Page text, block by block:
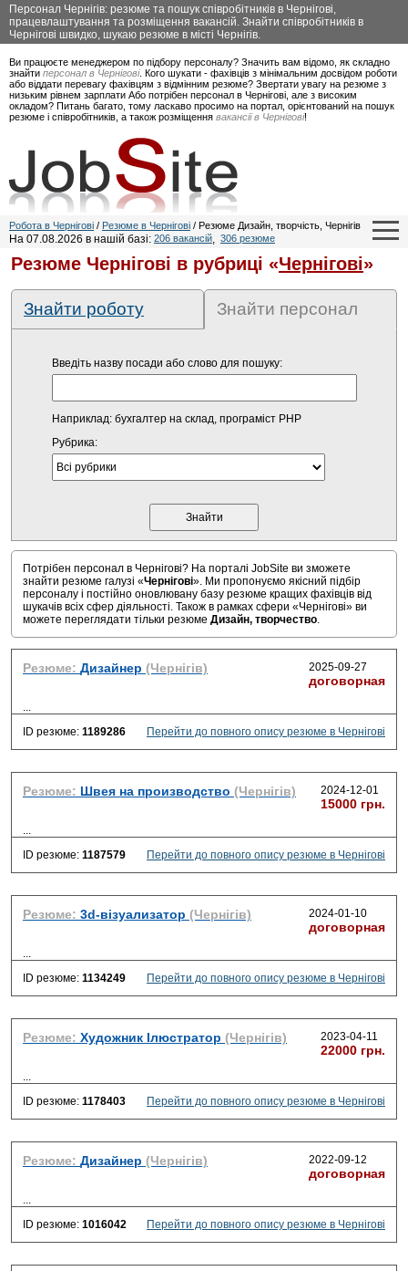
Персонал Чернігів: резюме та пошук співробітників в Чернігові,
працевлаштування та розміщення вакансій. Знайти співробітників в
Чернігові швидко, шукаю резюме в місті Чернігів.
Ви працюєте менеджером по підбору персоналу? Значить вам відомо, як складно
знайти персонал в Чернігові. Кого шукати - фахівців з мінімальним досвідом роботи
або віддати перевагу фахівцям з відмінним резюме? Звертати увагу на резюме з
низьким рівнем зарплати Або потрібен персонал в Чернігові, але з високим
окладом? Питань багато, тому ласкаво просимо на портал, орієнтований на пошук
резюме і співробітників, а також розміщення вакансії в Чернігові!
Робота в Чернігові / Резюме в Чернігові / Резюме Дизайн, творчість, Чернігів
На 07.08.2026 в нашій базі: 206 вакансій, 306 резюме
Резюме Чернігові в рубриці «Чернігові»
Знайти роботу Знайти персонал
Введіть назву посади або слово для пошуку:
Наприклад: бухгалтер на склад, програміст PHP
Рубрика:
Потрібен персонал в Чернігові? На порталі JobSite ви зможете
знайти резюме галузі «Чернігові». Ми пропонуємо якісний підбір
персоналу і постійно оновлювану базу резюме кращих фахівців від
шукачів всіх сфер діяльності. Також в рамках сфери «Чернігові» ви
можете переглядати тільки резюме Дизайн, творчество.
Резюме: Дизайнер (Чернігів) 2025-09-27
договорная
...
ID резюме: 1189286 Перейти до повного опису резюме в Чернігові
Резюме: Швея на производство (Чернігів) 2024-12-01
15000 грн.
...
ID резюме: 1187579 Перейти до повного опису резюме в Чернігові
Резюме: 3d-візуализатор (Чернігів) 2024-01-10
договорная
...
ID резюме: 1134249 Перейти до повного опису резюме в Чернігові
Резюме: Художник Ілюстратор (Чернігів) 2023-04-11
22000 грн.
...
ID резюме: 1178403 Перейти до повного опису резюме в Чернігові
Резюме: Дизайнер (Чернігів) 2022-09-12
договорная
...
ID резюме: 1016042 Перейти до повного опису резюме в Чернігові